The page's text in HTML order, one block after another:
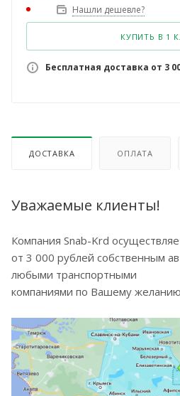
Нашли дешевле?
КУПИТЬ В 1
Бесплатная доставка от 3
ДОСТАВКА ОПЛАТА
Уважаемые клиенты!
Компания Snab-Krd
от 3 000 рублей собственным
любыми транспортными
компаниями по Вашему